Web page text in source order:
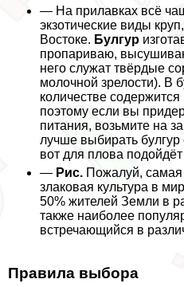
— На прилавках всё
экзотические виды
Востоке. Булгур
пропариваю,
него служат твёрдые
молочной зрелости). В
количестве
поэтому если вы
питания, возьмите на
лучше выбирать
вот для плова
— Рис. Пожалуй, самая
злаковая культура в
50% жителей Земли в
также наиболее
встречающийся в
Правила выбора